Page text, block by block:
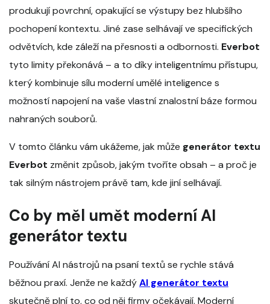
produkují povrchní, opakující se výstupy bez hlubšího
pochopení kontextu. Jiné zase selhávají ve specifických
odvětvích, kde záleží na přesnosti a odbornosti. Everbot
tyto limity překonává – a to díky inteligentnímu přístupu,
který kombinuje sílu moderní umělé inteligence s
možností napojení na vaše vlastní znalostní báze formou
nahraných souborů.
V tomto článku vám ukážeme, jak může generátor textu
Everbot změnit způsob, jakým tvoříte obsah – a proč je
tak silným nástrojem právě tam, kde jiní selhávají.
Co by měl umět moderní AI
generátor textu
Používání AI nástrojů na psaní textů se rychle stává
běžnou praxí. Jenže ne každýAI generátor textu
skutečně plní to, co od něj firmy očekávají. Moderní